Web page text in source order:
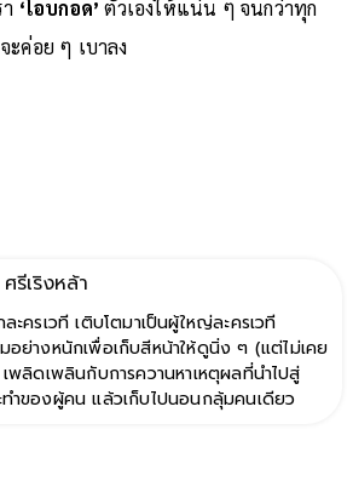
‘โอบกอด’ตัวเองให้แน่น ๆ จนกว่าทุก
ค่อย ๆ เบาลง
รีเริงหล้า
ละครเวที เติบโตมาเป็นผู้ใหญ่ละครเวที
อย่างหนักเพื่อเก็บสีหน้าให้ดูนิ่ง ๆ (แต่ไม่เคย
เพลิดเพลินกับการควานหาเหตุผลที่นำไปสู่
ทำของผู้คน แล้วเก็บไปนอนกลุ้มคนเดียว